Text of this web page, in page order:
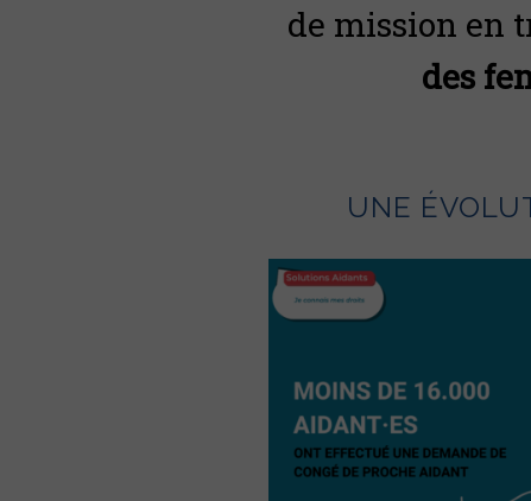
de mission en
des
UNE